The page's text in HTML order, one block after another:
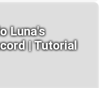
Luna's
| Tutorial